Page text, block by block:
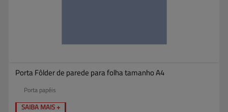
Porta Fôlder de parede para folha tamanho A4
Porta papéis
SAIBA MAIS +